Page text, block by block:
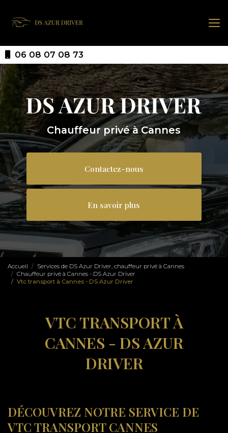
contenu
06 08 07 08 73
Chauffeur privé à Cannes
Contactez-nous
En savoir plus
Accueil
Services de DS Azur Driver, chauffeur privé à Cannes
Chauffeur privé à Cannes - DS Azur Driver
Vtc transport à Cannes - DS Azur Driver
VTC TRANSPORT À
CANNES - DS AZUR
DRIVER
DÉCOUVREZ NOTRE SERVICE DE
VTC TRANSPORT CANNES